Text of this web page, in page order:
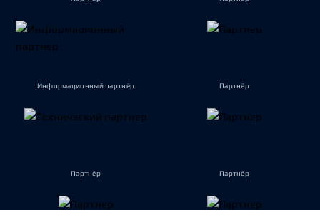
Информационный партнёр Партнёр
Партнёр Партнёр